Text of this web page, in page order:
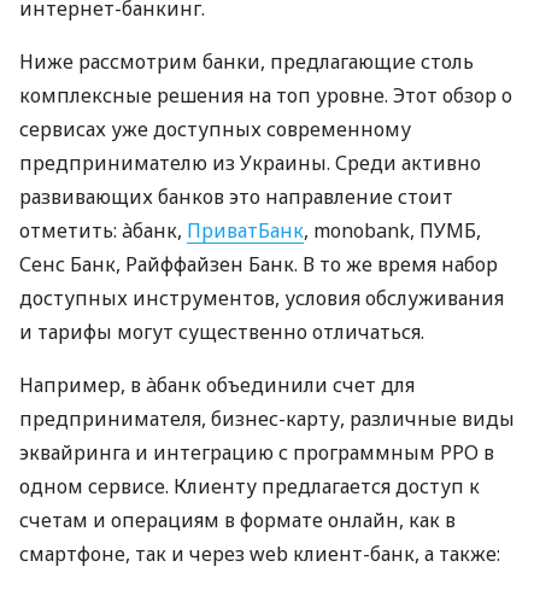
интернет-банкинг.
Ниже рассмотрим банки, предлагающие столь
комплексные решения на топ уровне. Этот обзор о
сервисах уже доступных современному
предпринимателю из Украины. Среди активно
развивающих банков это направление стоит
отметить: àбанк, ПриватБанк, monobank, ПУМБ,
Сенс Банк, Райффайзен Банк. В то же время набор
доступных инструментов, условия обслуживания
и тарифы могут существенно отличаться.
Например, в àбанк объединили счет для
предпринимателя, бизнес-карту, различные виды
эквайринга и интеграцию с программным РРО в
одном сервисе. Клиенту предлагается доступ к
счетам и операциям в формате онлайн, как в
смартфоне, так и через web клиент-банк, а также: